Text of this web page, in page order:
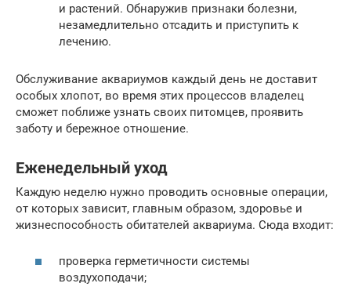
и растений. Обнаружив признаки болезни,
незамедлительно отсадить и приступить к
лечению.
Обслуживание аквариумов каждый день не доставит
особых хлопот, во время этих процессов владелец
сможет поближе узнать своих питомцев, проявить
заботу и бережное отношение.
Еженедельный уход
Каждую неделю нужно проводить основные операции,
от которых зависит, главным образом, здоровье и
жизнеспособность обитателей аквариума. Сюда входит:
проверка герметичности системы
воздухоподачи;